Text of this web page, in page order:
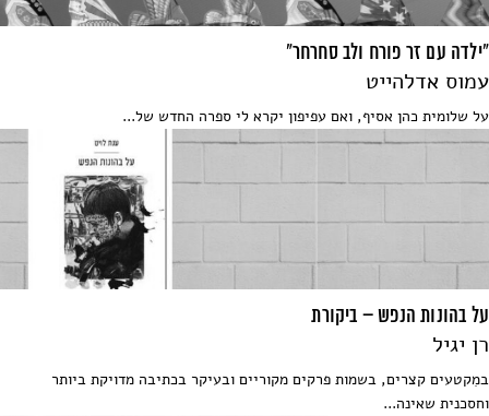
"ילדה עם זר פורח ולב סחרחר"
עמוס אדלהייט
על שלומית כהן אסיף, ואם עפיפון יקרא לי ספרה החדש של...
על בהונות הנפש – ביקורת
רן יגיל
במִקטעים קצרים, בשמות פרקים מקוריים ובעיקר בכתיבה מדויקת ביותר
וחסכנית שאינה...